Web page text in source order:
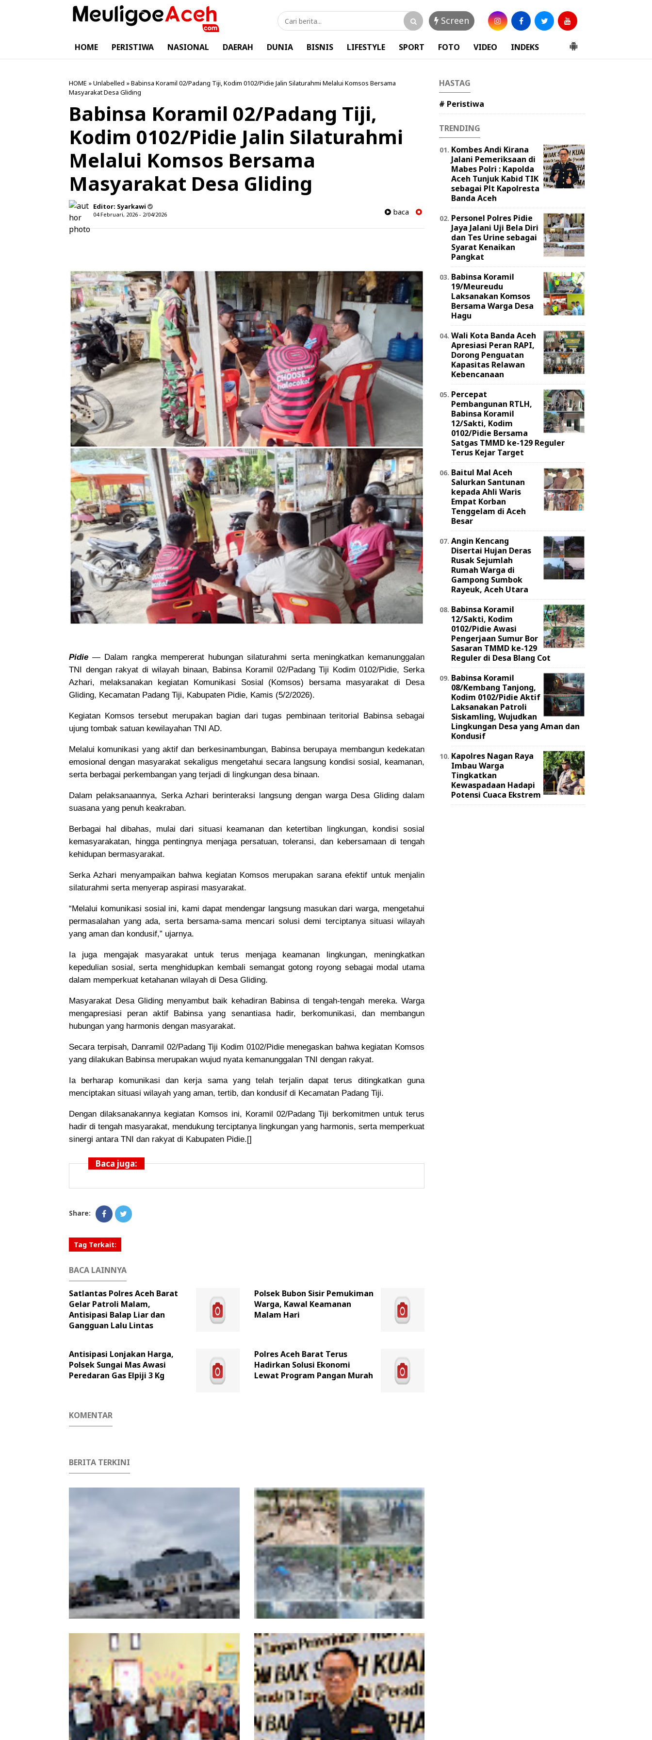
Screen
HOME PERISTIWA NASIONAL DAERAH DUNIA BISNIS LIFESTYLE SPORT FOTO VIDEO INDEKS
HOME » Unlabelled » Babinsa Koramil 02/Padang Tiji, Kodim 0102/Pidie Jalin Silaturahmi Melalui Komsos Bersama
Masyarakat Desa Gliding
Babinsa Koramil 02/Padang Tiji,
Kodim 0102/Pidie Jalin Silaturahmi
Melalui Komsos Bersama
Masyarakat Desa Gliding
Editor: Syarkawi
04 Februari, 2026 - 2/04/2026 baca
Pidie — Dalam rangka mempererat hubungan silaturahmi serta meningkatkan kemanunggalan
TNI dengan rakyat di wilayah binaan, Babinsa Koramil 02/Padang Tiji Kodim 0102/Pidie, Serka
Azhari, melaksanakan kegiatan Komunikasi Sosial (Komsos) bersama masyarakat di Desa
Gliding, Kecamatan Padang Tiji, Kabupaten Pidie, Kamis (5/2/2026).
Kegiatan Komsos tersebut merupakan bagian dari tugas pembinaan teritorial Babinsa sebagai
ujung tombak satuan kewilayahan TNI AD.
Melalui komunikasi yang aktif dan berkesinambungan, Babinsa berupaya membangun kedekatan
emosional dengan masyarakat sekaligus mengetahui secara langsung kondisi sosial, keamanan,
serta berbagai perkembangan yang terjadi di lingkungan desa binaan.
Dalam pelaksanaannya, Serka Azhari berinteraksi langsung dengan warga Desa Gliding dalam
suasana yang penuh keakraban.
Berbagai hal dibahas, mulai dari situasi keamanan dan ketertiban lingkungan, kondisi sosial
kemasyarakatan, hingga pentingnya menjaga persatuan, toleransi, dan kebersamaan di tengah
kehidupan bermasyarakat.
Serka Azhari menyampaikan bahwa kegiatan Komsos merupakan sarana efektif untuk menjalin
silaturahmi serta menyerap aspirasi masyarakat.
“Melalui komunikasi sosial ini, kami dapat mendengar langsung masukan dari warga, mengetahui
permasalahan yang ada, serta bersama-sama mencari solusi demi terciptanya situasi wilayah
yang aman dan kondusif,” ujarnya.
Ia juga mengajak masyarakat untuk terus menjaga keamanan lingkungan, meningkatkan
kepedulian sosial, serta menghidupkan kembali semangat gotong royong sebagai modal utama
dalam memperkuat ketahanan wilayah di Desa Gliding.
Masyarakat Desa Gliding menyambut baik kehadiran Babinsa di tengah-tengah mereka. Warga
mengapresiasi peran aktif Babinsa yang senantiasa hadir, berkomunikasi, dan membangun
hubungan yang harmonis dengan masyarakat.
Secara terpisah, Danramil 02/Padang Tiji Kodim 0102/Pidie menegaskan bahwa kegiatan Komsos
yang dilakukan Babinsa merupakan wujud nyata kemanunggalan TNI dengan rakyat.
Ia berharap komunikasi dan kerja sama yang telah terjalin dapat terus ditingkatkan guna
menciptakan situasi wilayah yang aman, tertib, dan kondusif di Kecamatan Padang Tiji.
Dengan dilaksanakannya kegiatan Komsos ini, Koramil 02/Padang Tiji berkomitmen untuk terus
hadir di tengah masyarakat, mendukung terciptanya lingkungan yang harmonis, serta memperkuat
sinergi antara TNI dan rakyat di Kabupaten Pidie.[]
Baca juga:
Share:
Tag Terkait:
BACA LAINNYA
Satlantas Polres Aceh Barat
Gelar Patroli Malam,
Antisipasi Balap Liar dan
Gangguan Lalu Lintas
Polsek Bubon Sisir Pemukiman
Warga, Kawal Keamanan
Malam Hari
Antisipasi Lonjakan Harga,
Polsek Sungai Mas Awasi
Peredaran Gas Elpiji 3 Kg
Polres Aceh Barat Terus
Hadirkan Solusi Ekonomi
Lewat Program Pangan Murah
KOMENTAR
BERITA TERKINI
Papan Informasi Tak Terpasang di Lokasi
Proyek, Kadis PUPR Banda Aceh: Akan
Dipasang Kembali
Kodim 0108/Aceh Tenggara dan Warga
Percepat Pemasangan Tiang Pylon
Jembatan Gantung Perintis di Lawe Ger-
Ger
HASTAG
# Peristiwa
TRENDING
Kombes Andi Kirana
Jalani Pemeriksaan di
Mabes Polri : Kapolda
Aceh Tunjuk Kabid TIK
sebagai Plt Kapolresta
Banda Aceh
Personel Polres Pidie
Jaya Jalani Uji Bela Diri
dan Tes Urine sebagai
Syarat Kenaikan
Pangkat
Babinsa Koramil
19/Meureudu
Laksanakan Komsos
Bersama Warga Desa
Hagu
Wali Kota Banda Aceh
Apresiasi Peran RAPI,
Dorong Penguatan
Kapasitas Relawan
Kebencanaan
Percepat
Pembangunan RTLH,
Babinsa Koramil
12/Sakti, Kodim
0102/Pidie Bersama
Satgas TMMD ke-129 Reguler
Terus Kejar Target
Baitul Mal Aceh
Salurkan Santunan
kepada Ahli Waris
Empat Korban
Tenggelam di Aceh
Besar
Angin Kencang
Disertai Hujan Deras
Rusak Sejumlah
Rumah Warga di
Gampong Sumbok
Rayeuk, Aceh Utara
Babinsa Koramil
12/Sakti, Kodim
0102/Pidie Awasi
Pengerjaan Sumur Bor
Sasaran TMMD ke-129
Reguler di Desa Blang Cot
Babinsa Koramil
08/Kembang Tanjong,
Kodim 0102/Pidie Aktif
Laksanakan Patroli
Siskamling, Wujudkan
Lingkungan Desa yang Aman dan
Kondusif
Kapolres Nagan Raya
Imbau Warga
Tingkatkan
Kewaspadaan Hadapi
Potensi Cuaca Ekstrem